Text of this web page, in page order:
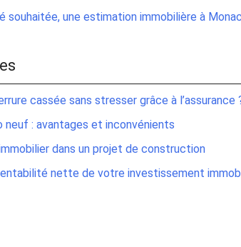
souhaitée, une estimation immobilière à
cassée sans stresser grâce à l’assurance
neuf : avantages et inconvénients
dans un projet de construction
nette de votre investissement